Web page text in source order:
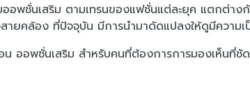
อพชั่นเสริม ตามเทรนของแฟชั่นแต่ละยุค แตกต่าง
ยคล้อง ที่ปัจจุบัน มีการนำมาดัดแปลงให้ดูมีความ
อน ออพชั่นเสริม สำหรับคนที่ต้องการการมองเห็น